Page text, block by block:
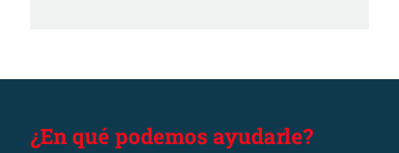
¿En qué podemos ayudarle?